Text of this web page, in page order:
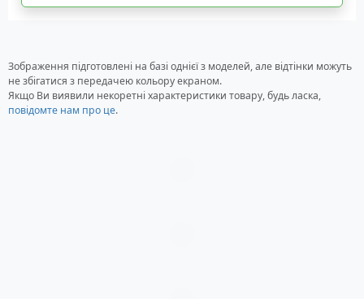
Зображення підготовлені на базі однієї з моделей, але відтінки можуть
не збігатися з передачею кольору екраном.
Якщо Ви виявили некоретні характеристики товару, будь ласка,
повідомте нам про це.